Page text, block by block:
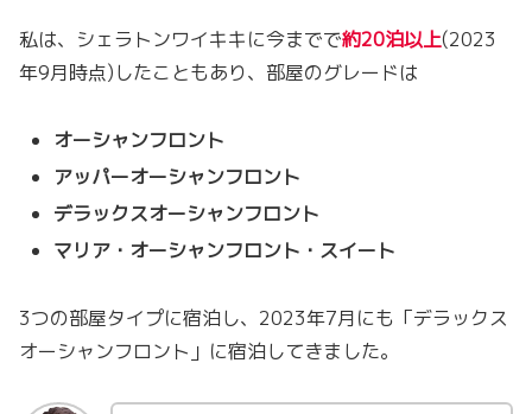
私は、シェラトンワイキキに今までで約20泊以上(2023
年9月時点)したこともあり、部屋のグレードは
オーシャンフロント
アッパーオーシャンフロント
デラックスオーシャンフロント
マリア・オーシャンフロント・スイート
3つの部屋タイプに宿泊し、2023年7月にも「デラックス
オーシャンフロント」に宿泊してきました。